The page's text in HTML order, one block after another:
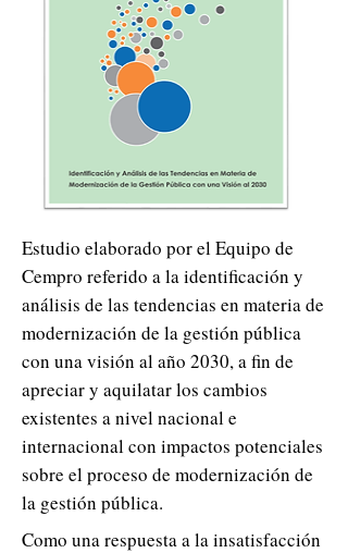
Estudio elaborado por el Equipo de
Cempro referido a la identificación y
análisis de las tendencias en materia de
modernización de la gestión pública
con una visión al año 2030, a fin de
apreciar y aquilatar los cambios
existentes a nivel nacional e
internacional con impactos potenciales
sobre el proceso de modernización de
la gestión pública.
Como una respuesta a la insatisfacción